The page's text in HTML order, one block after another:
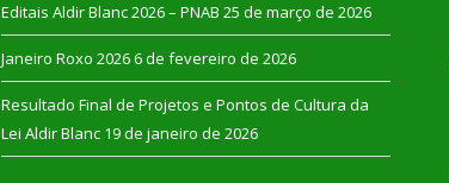
Editais Aldir Blanc 2026 – PNAB 25 de março de 2026
Janeiro Roxo 2026 6 de fevereiro de 2026
Resultado Final de Projetos e Pontos de Cultura da
Lei Aldir Blanc 19 de janeiro de 2026